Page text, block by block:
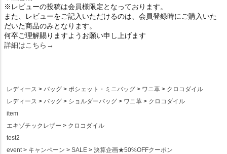
※レビューの投稿は会員様限定となっております。
また、レビューをご記入いただけるのは、会員登録時にご購入いた
だいた商品のみとなります。
何卒ご理解賜りますようお願い申し上げます
詳細はこちら→
レディース バッグ ポシェット・ミニバッグ ワニ革
クロコダイル
レディース
バッグ ショルダーバッグ ワニ革
クロコダイル
item
エキゾチックレザー
クロコダイル
test2
event
キャンペーン SALE 決算企画★50%OFFクーポン